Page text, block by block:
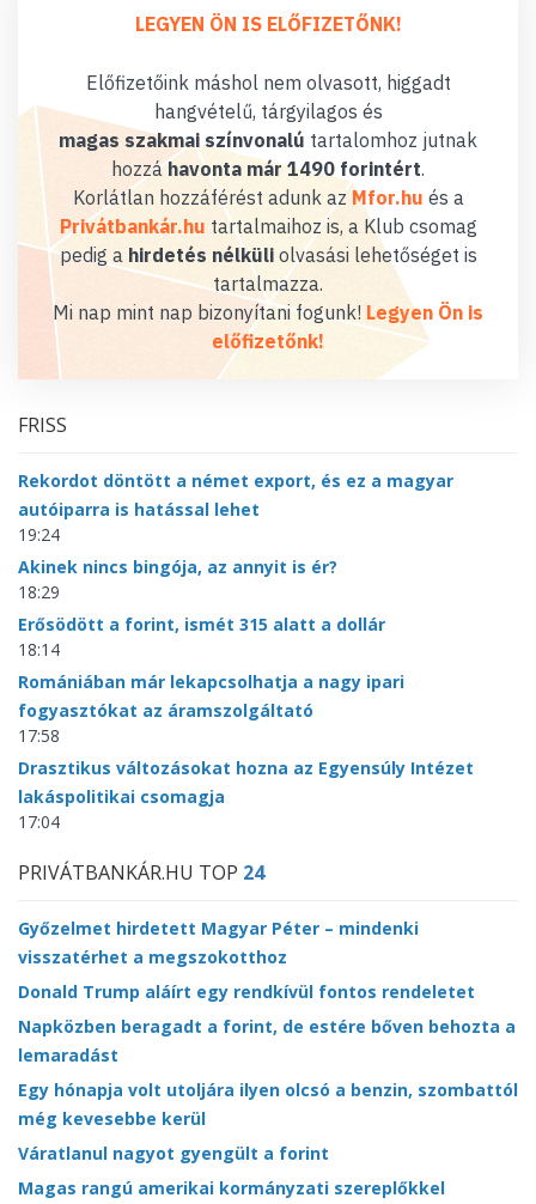
LEGYEN ÖN IS ELŐFIZETŐNK!
Előfizetőink máshol nem olvasott, higgadt
hangvételű, tárgyilagos és
magas szakmai színvonalú tartalomhoz jutnak
hozzáhavonta már 1490 forintért.
Korlátlan hozzáférést adunk az Mfor.hu és a
Privátbankár.hu tartalmaihoz is, a Klub csomag
pedig a hirdetés nélküliolvasási lehetőséget is
tartalmazza.
Mi nap mint nap bizonyítani fogunk! Legyen Ön is
előfizetőnk!
FRISS
Rekordot döntött a német export, és ez a magyar
autóiparra is hatással lehet
19:24
Akinek nincs bingója, az annyit is ér?
18:29
Erősödött a forint, ismét 315 alatt a dollár
18:14
Romániában már lekapcsolhatja a nagy ipari
fogyasztókat az áramszolgáltató
17:58
Drasztikus változásokat hozna az Egyensúly Intézet
lakáspolitikai csomagja
17:04
PRIVÁTBANKÁR.HU TOP 24
Győzelmet hirdetett Magyar Péter – mindenki
visszatérhet a megszokotthoz
Donald Trump aláírt egy rendkívül fontos rendeletet
Napközben beragadt a forint, de estére bőven behozta a
lemaradást
Egy hónapja volt utoljára ilyen olcsó a benzin, szombattól
még kevesebbe kerül
Váratlanul nagyot gyengült a forint
Magas rangú amerikai kormányzati szereplőkkel